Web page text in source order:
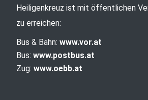
Heiligenkreuz ist mit öffentlichen
zu erreichen:
Bus & Bahn: www.vor.at
Bus: www.postbus.at
Zug: www.oebb.at